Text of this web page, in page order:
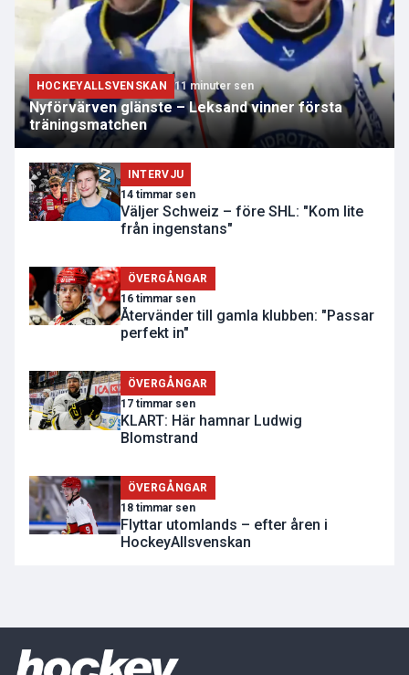
HOCKEYALLSVENSKAN 11 minuter sen
Nyförvärven glänste – Leksand vinner första
träningsmatchen
INTERVJU
14 timmar sen
Väljer Schweiz – före SHL: "Kom lite
från ingenstans"
ÖVERGÅNGAR
16 timmar sen
Återvänder till gamla klubben: "Passar
perfekt in"
ÖVERGÅNGAR
17 timmar sen
KLART: Här hamnar Ludwig
Blomstrand
ÖVERGÅNGAR
18 timmar sen
Flyttar utomlands – efter åren i
HockeyAllsvenskan